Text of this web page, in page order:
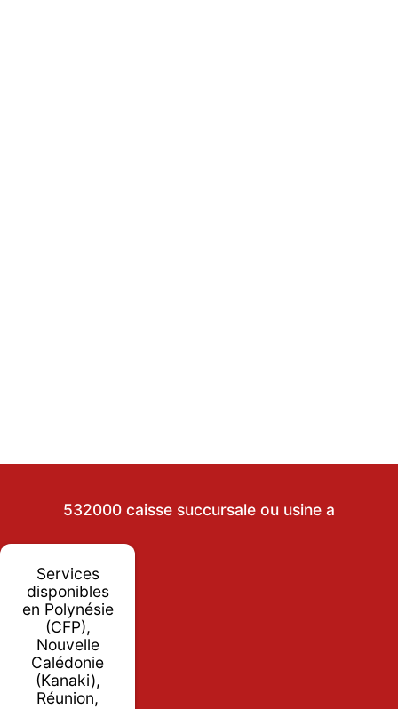
532000 caisse succursale ou usine a
Services
disponibles
en Polynésie
(CFP),
Nouvelle
Calédonie
(Kanaki),
Réunion,